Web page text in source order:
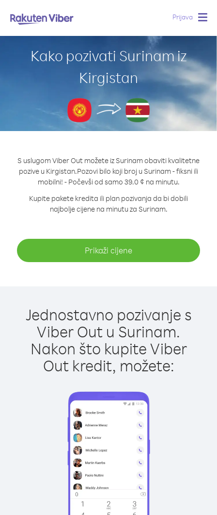
Prijava
Kako pozivati Surinam iz
Kirgistan
S uslugom Viber Out možete iz Surinam obaviti kvalitetne
pozive u Kirgistan.Pozovi bilo koji broj u Surinam - fiksni ili
mobilni! - Počevši od samo 39.0 ¢ na minutu.
Kupite pakete kredita ili plan pozivanja da bi dobili
najbolje cijene na minutu za Surinam.
Prikaži cijene
Jednostavno pozivanje s
Viber Out u Surinam.
Nakon što kupite Viber
Out kredit, možete: